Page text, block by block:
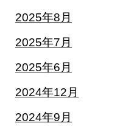
2025年8月
2025年7月
2025年6月
2024年12月
2024年9月